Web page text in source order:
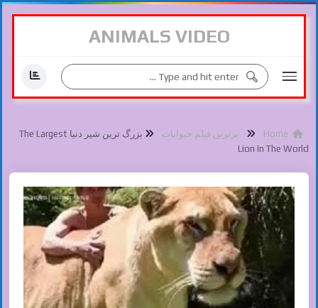
ANIMALS VIDEO
برترین فیلم حیوانات
بزرگ ترین شیر دنیا The Largest
Lion In The World